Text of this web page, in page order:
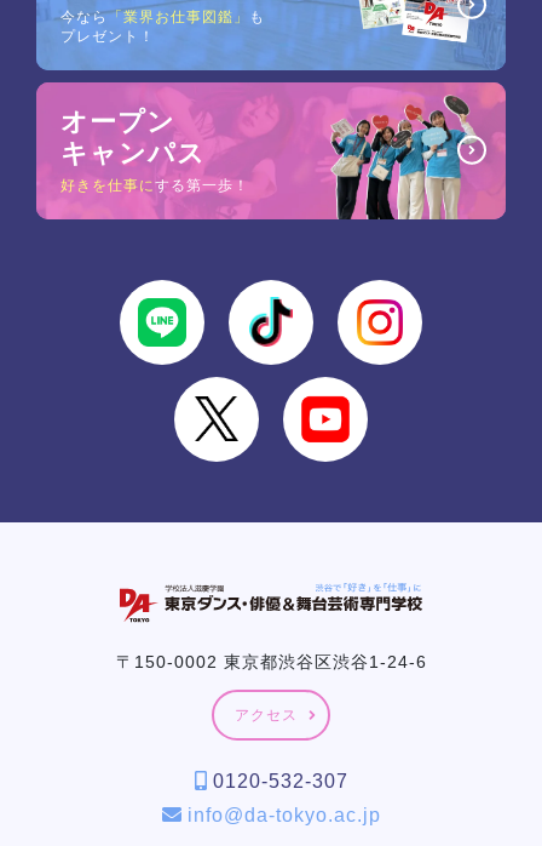
今なら「業界お仕事図鑑」
も
プレゼント！
オープン
キャンパス
好きを仕事にする第一歩！
〒150-0002 東京都渋谷区渋谷1-24-6
アクセス
0120-532-307
info@da-tokyo.ac.jp